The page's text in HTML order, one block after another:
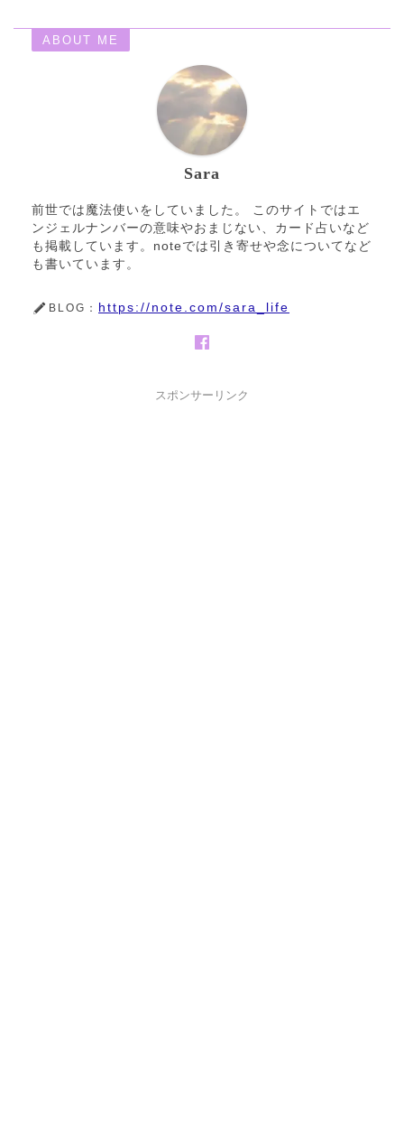
ABOUT ME
Sara
前世では魔法使いをしていました。 このサイトではエ
ンジェルナンバーの意味やおまじない、カード占いなど
も掲載しています。noteでは引き寄せや念についてなど
も書いています。
BLOG： https://note.com/sara_life
スポンサーリンク